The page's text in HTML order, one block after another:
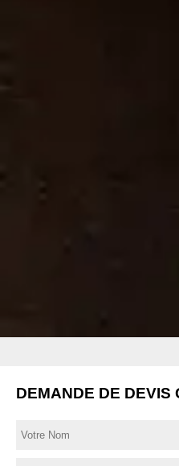
DEMANDE DE DEVIS